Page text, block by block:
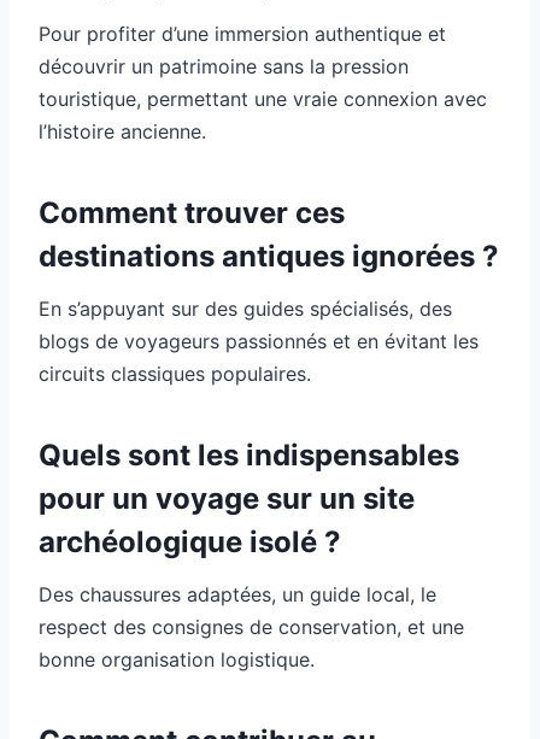
Pour profiter d’une immersion authentique et
découvrir un patrimoine sans la pression
touristique, permettant une vraie connexion avec
l’histoire ancienne.
Comment trouver ces
destinations antiques ignorées ?
En s’appuyant sur des guides spécialisés, des
blogs de voyageurs passionnés et en évitant les
circuits classiques populaires.
Quels sont les indispensables
pour un voyage sur un site
archéologique isolé ?
Des chaussures adaptées, un guide local, le
respect des consignes de conservation, et une
bonne organisation logistique.